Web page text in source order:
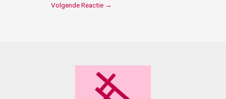
Volgende Reactie →